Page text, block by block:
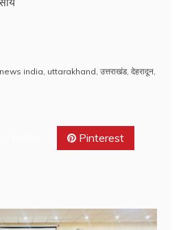
india, uttarakhand, उत्तराखंड, देहरादून,
Pinterest